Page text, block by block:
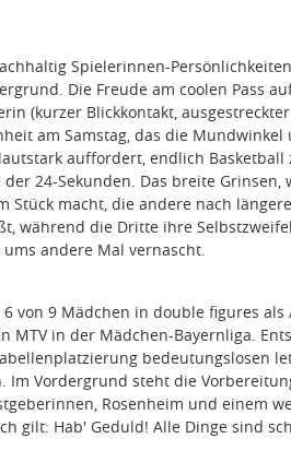
Spielerinnen-
Die Freude am coolen Pass
(kurzer Blickkontakt,
am Samstag, das die
auffordert, endlich Basketball
24-Sekunden. Das breite
Stück macht, die andere nach
während die Dritte ihre
andere Mal vernascht.
6 von 9 Mädchen in double figures
MTV in der Mädchen-Bayernliga.
bedeutungslosen
Im Vordergrund steht die
Rosenheim und einem
gilt: Hab' Geduld! Alle Dinge sind